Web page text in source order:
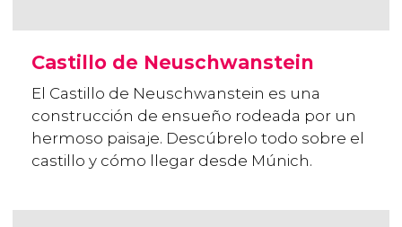
Castillo de Neuschwanstein
El Castillo de Neuschwanstein es una
construcción de ensueño rodeada por un
hermoso paisaje. Descúbrelo todo sobre el
castillo y cómo llegar desde Múnich.